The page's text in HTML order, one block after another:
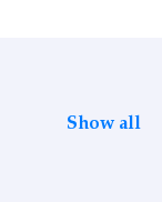
Show all